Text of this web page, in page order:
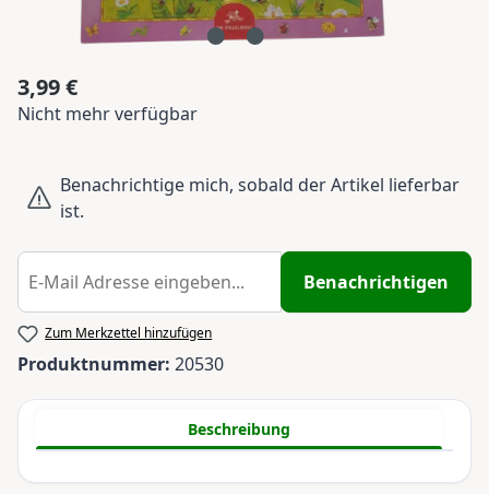
Regulärer Preis:
3,99 €
Nicht mehr verfügbar
Benachrichtige mich, sobald der Artikel lieferbar
ist.
Benachrichtigen
Zum Merkzettel hinzufügen
Produktnummer: 20530
Beschreibung